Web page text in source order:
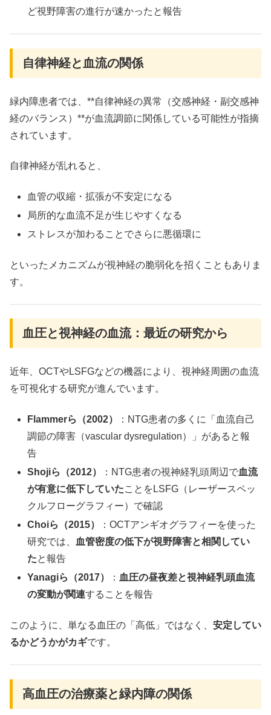
ど視野障害の進行が速かったと報告
自律神経と血流の関係
緑内障患者では、**自律神経の異常（交感神経・副交感神
経のバランス）**が血流調節に関係している可能性が指摘
されています。
自律神経が乱れると、
血管の収縮・拡張が不安定になる
局所的な血流不足が生じやすくなる
ストレスが加わることでさらに悪循環に
といったメカニズムが視神経の脆弱化を招くこともありま
す。
血圧と視神経の血流：最近の研究から
近年、OCTやLSFGなどの機器により、視神経周囲の血流
を可視化する研究が進んでいます。
Flammerら（2002）
：NTG患者の多くに「血流自己
調節の障害（vascular dysregulation）」があると報
告
Shojiら（2012）
：NTG患者の視神経乳頭周辺で血流
が有意に低下していたことをLSFG（レーザースペッ
クルフローグラフィー）で確認
Choiら（2015）
：OCTアンギオグラフィーを使った
研究では、
血管密度の低下が視野障害と相関してい
たと報告
Yanagiら（2017）
：血圧の昼夜差と視神経乳頭血流
の変動が関連することを報告
このように、単なる血圧の「高低」ではなく、 安定してい
るかどうかがカギです。
高血圧の治療薬と緑内障の関係